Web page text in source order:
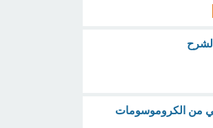
من الكروموسومات